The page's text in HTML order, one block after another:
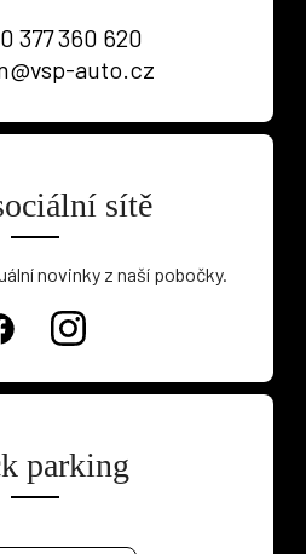
377 360 620
auto.cz
sítě
novinky z naší pobočky.
parking